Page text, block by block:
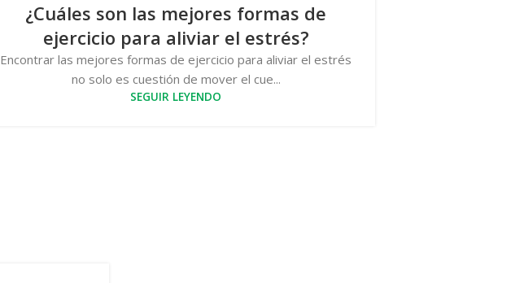
¿Cuáles son las mejores formas de
ejercicio para aliviar el estrés?
Encontrar las mejores formas de ejercicio para aliviar el estrés
no solo es cuestión de mover el cue...
SEGUIR LEYENDO